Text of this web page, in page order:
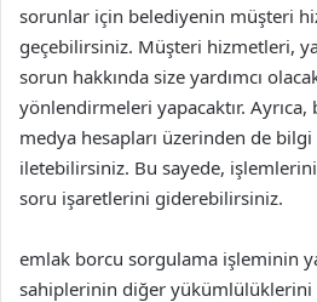
sorunlar için belediyenin müşteri
geçebilirsiniz. Müşteri hizmetleri,
sorun hakkında size yardımcı
yönlendirmeleri yapacaktır.
medya hesapları üzerinden de bilgi
iletebilirsiniz. Bu sayede,
soru işaretlerini giderebilirsiniz.
emlak borcu sorgulama işleminin
sahiplerinin diğer yükümlülüklerini